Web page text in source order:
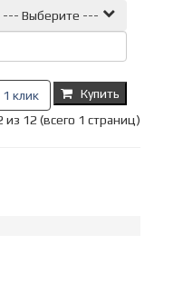
--- Выберите ---
1 клик
Купить
из 12 (всего 1 страниц)